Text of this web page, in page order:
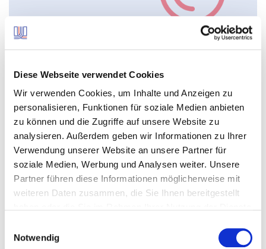
Diese Webseite verwendet Cookies
Wir verwenden Cookies, um Inhalte und Anzeigen zu
personalisieren, Funktionen für soziale Medien anbieten
zu können und die Zugriffe auf unsere Website zu
analysieren. Außerdem geben wir Informationen zu Ihrer
Verwendung unserer Website an unsere Partner für
soziale Medien, Werbung und Analysen weiter. Unsere
Partner führen diese Informationen möglicherweise mit
weiteren Daten zusammen, die Sie Ihnen bereitgestellt
Notwendig
Energiedienstleistungen
Photovoltaik,
Elektromobilität etc.
Energiedienstleistungen